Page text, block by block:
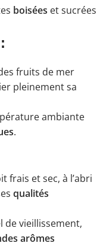
boisées et sucrées
fruits de mer
pleinement sa
ambiante
.
frais et sec, à l’abri
qualités
de vieillissement,
arômes